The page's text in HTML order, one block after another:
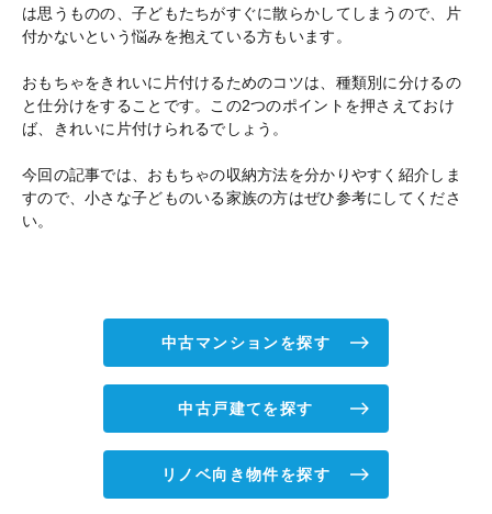
は思うものの、子どもたちがすぐに散らかしてしまうので、片
付かないという悩みを抱えている方もいます。
おもちゃをきれいに片付けるためのコツは、種類別に分けるの
と仕分けをすることです。この2つのポイントを押さえておけ
ば、きれいに片付けられるでしょう。
今回の記事では、おもちゃの収納方法を分かりやすく紹介しま
すので、小さな子どものいる家族の方はぜひ参考にしてくださ
い。
中古マンションを探す
中古戸建てを探す
リノベ向き物件を探す